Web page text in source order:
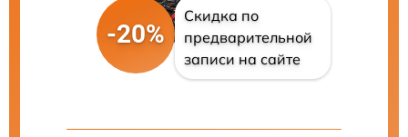
-20%
Скидка по
предварительной
записи на сайте